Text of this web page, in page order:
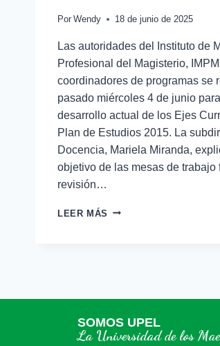
Por Wendy 18 de junio de 2025
Las autoridades del Instituto de
Profesional del Magisterio,
coordinadores de programas se
pasado miércoles 4 de junio
desarrollo actual de los Ejes
Plan de Estudios 2015. La
Docencia, Mariela Miranda,
objetivo de las mesas de trabajo
revisión…
LEER MÁS
SOMOS UPEL
La Universidad de los